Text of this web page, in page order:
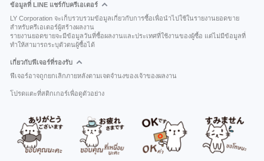
ข้อมูลที่ LINE แชร์กับครีเอเตอร์
LY Corporation จะเก็บรวบรวมข้อมูลเกี่ยวกับการซื้อเพื่อนำไปใช้ในรายงานยอดขาย
สำหรับครีเอเตอร์ผู้สร้างผลงาน
รายงานยอดขายจะมีข้อมูลวันที่ซื้อผลงานและประเทศที่ใช้งานของผู้ซื้อ แต่ไม่มีข้อมูลที่
ทำให้สามารถระบุตัวตนผู้ซื้อได้
เกี่ยวกับฟีเจอร์ที่รองรับ
ฟีเจอร์อาจถูกยกเลิกภายหลังตามเจตจำนงของเจ้าของผลงาน
โปรดแตะที่สติกเกอร์เพื่อดูตัวอย่าง